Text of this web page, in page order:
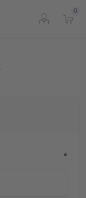
0
*